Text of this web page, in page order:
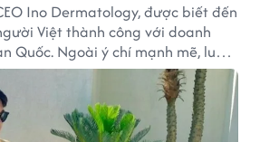
Ino Dermatology, được biết đến
Việt thành công với doanh
Quốc. Ngoài ý chí mạnh mẽ, luôn
còn là một CEO có cách quản